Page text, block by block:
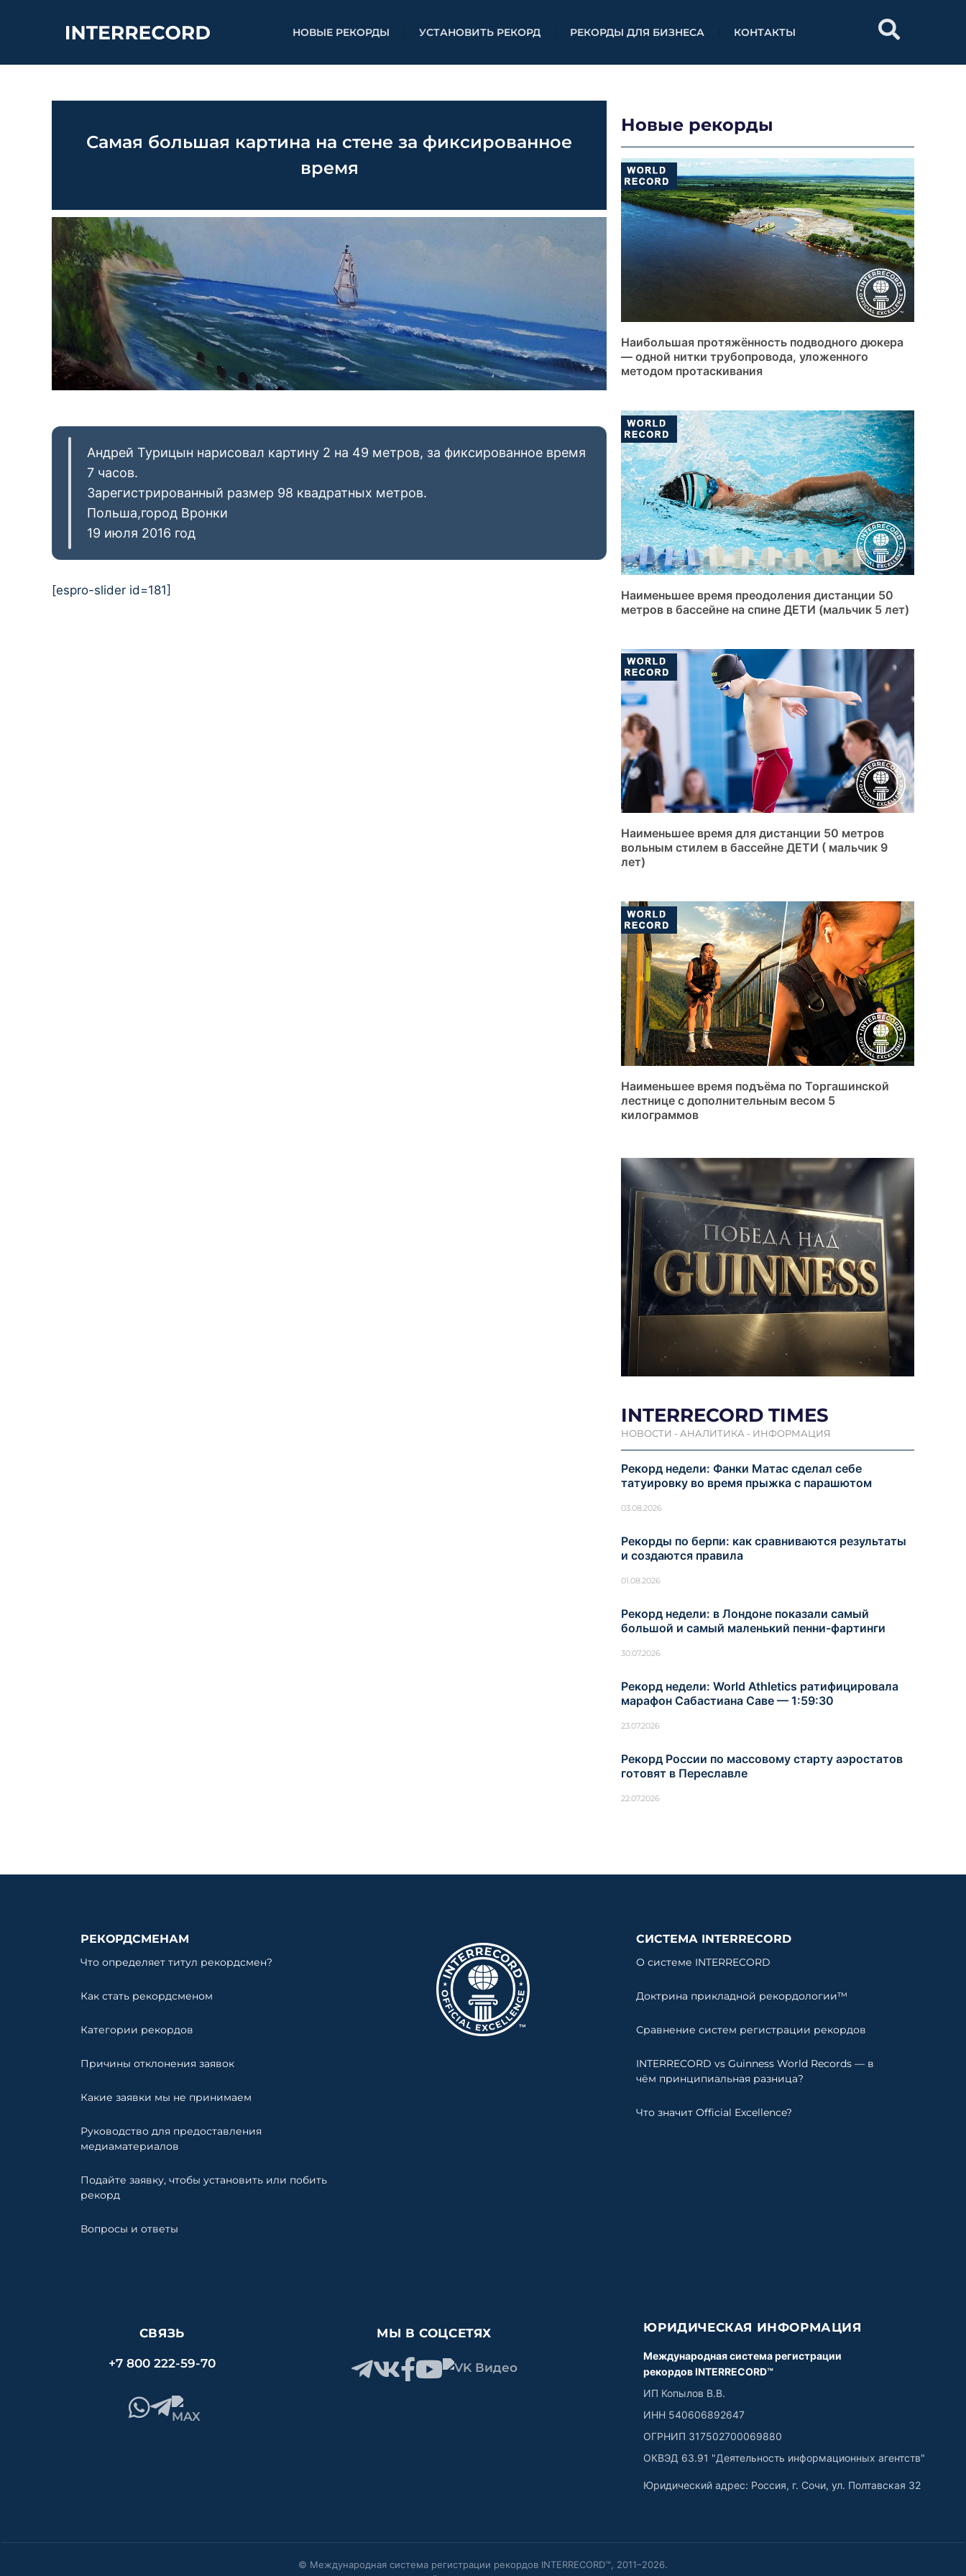
НОВЫЕ РЕКОРДЫ УСТАНОВИТЬ РЕКОРД РЕКОРДЫ ДЛЯ БИЗНЕСА КОНТАКТЫ
Самая большая картина на стене за фиксированное
время
Андрей Турицын нарисовал картину 2 на 49 метров, за фиксированное время
7 часов.
Зарегистрированный размер 98 квадратных метров.
Польша,город Вронки
19 июля 2016 год
[espro-slider id=181]
Новые рекорды
Наибольшая протяжённость подводного дюкера
— одной нитки трубопровода, уложенного
методом протаскивания
Наименьшее время преодоления дистанции 50
метров в бассейне на спине ДЕТИ (мальчик 5 лет)
Наименьшее время для дистанции 50 метров
вольным стилем в бассейне ДЕТИ ( мальчик 9
лет)
Наименьшее время подъёма по Торгашинской
лестнице с дополнительным весом 5
килограммов
INTERRECORD TIMES
НОВОСТИ - АНАЛИТИКА - ИНФОРМАЦИЯ
Рекорд недели: Фанки Матас сделал себе
татуировку во время прыжка с парашютом
03.08.2026
Рекорды по берпи: как сравниваются результаты
и создаются правила
01.08.2026
Рекорд недели: в Лондоне показали самый
большой и самый маленький пенни-фартинги
30.07.2026
Рекорд недели: World Athletics ратифицировала
марафон Сабастиана Саве — 1:59:30
23.07.2026
Рекорд России по массовому старту аэростатов
готовят в Переславле
22.07.2026
РЕКОРДСМЕНАМ
Что определяет титул рекордсмен?
Как стать рекордсменом
Категории рекордов
Причины отклонения заявок
Какие заявки мы не принимаем
Руководство для предоставления
медиаматериалов
Подайте заявку, чтобы установить или побить
рекорд
Вопросы и ответы
СИСТЕМА INTERRECORD
О системе INTERRECORD
Доктрина прикладной рекордологии™
Сравнение систем регистрации рекордов
INTERRECORD vs Guinness World Records — в
чём принципиальная разница?
Что значит Official Excellence?
СВЯЗЬ
+7 800 222-59-70
МЫ В СОЦСЕТЯХ ЮРИДИЧЕСКАЯ ИНФОРМАЦИЯ
Международная система регистрации
рекордов INTERRECORD™
ИП Копылов В.В.
ИНН 540606892647
ОГРНИП 317502700069880
ОКВЭД 63.91 "Деятельность информационных агентств"
Юридический адрес: Россия, г. Сочи, ул. Полтавская 32
© Международная система регистрации рекордов INTERRECORD™, 2011–2026.